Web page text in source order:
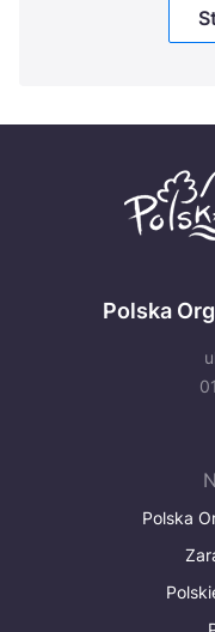
Polska
Polska